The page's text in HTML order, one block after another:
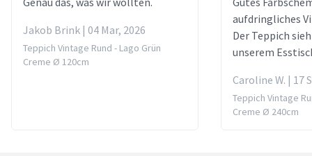
Jakob Brink | 04 Mar, 2026
Teppich Vintage Rund - Lago Grün
Creme Ø 120cm
aufdringliches
Der Teppich
unserem
Caroline W. | 17
Teppich Vintage
Creme Ø 240cm